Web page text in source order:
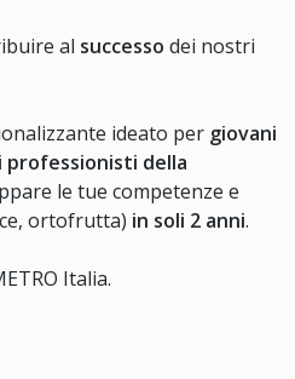
al successo dei nostri
ideato per giovani
professionisti della
le tue competenze e
ortofrutta) in soli 2 anni.
Italia.